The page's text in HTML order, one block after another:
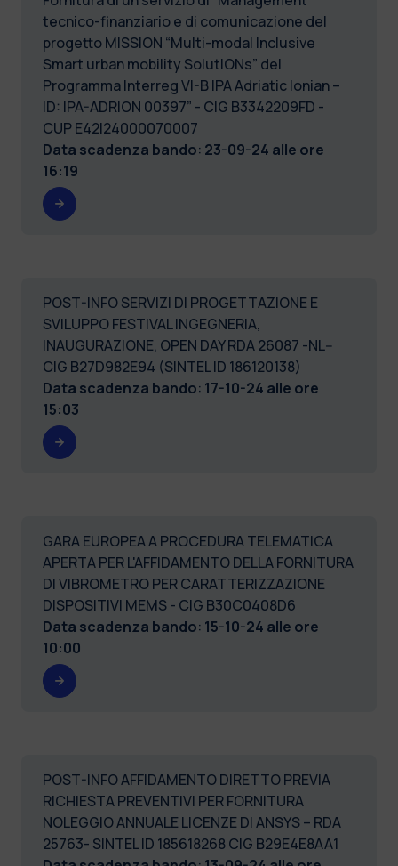
tecnico-finanziario e di comunicazione del
progetto MISSION “Multi-modal Inclusive
Smart urban mobility SolutIONs” del
Programma Interreg VI-B IPA Adriatic Ionian –
ID: IPA-ADRION 00397” - CIG B3342209FD -
CUP E42I24000070007
Data scadenza bando: 23-09-24 alle ore
16:19
POST-INFO SERVIZI DI PROGETTAZIONE E
SVILUPPO FESTIVAL INGEGNERIA,
INAUGURAZIONE, OPEN DAY RDA 26087 -NL--
CIG B27D982E94 (SINTEL ID 186120138)
Data scadenza bando: 17-10-24 alle ore
15:03
GARA EUROPEA A PROCEDURA TELEMATICA
APERTA PER L'AFFIDAMENTO DELLA FORNITURA
DI VIBROMETRO PER CARATTERIZZAZIONE
DISPOSITIVI MEMS - CIG B30C0408D6
Data scadenza bando: 15-10-24 alle ore
10:00
POST-INFO AFFIDAMENTO DIRETTO PREVIA
RICHIESTA PREVENTIVI PER FORNITURA
NOLEGGIO ANNUALE LICENZE DI ANSYS – RDA
25763- SINTEL ID 185618268 CIG B29E4E8AA1